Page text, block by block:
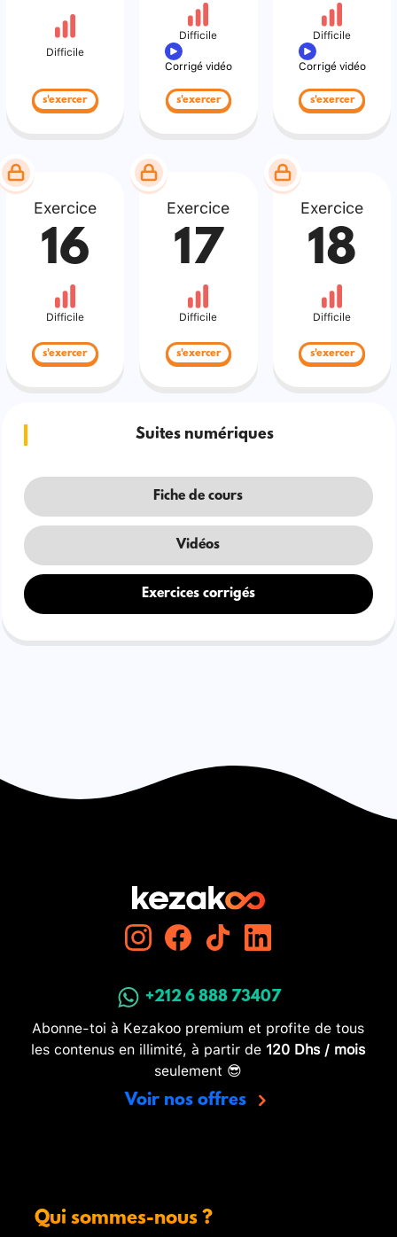
Difficile
s'exercer
Difficile
Corrigé vidéo
s'exercer
Difficile
Corrigé vidéo
s'exercer
Exercice
16
Difficile
s'exercer
Exercice
17
Difficile
s'exercer
Exercice
18
Difficile
s'exercer
Suites numériques
Fiche de cours
Vidéos
Exercices corrigés
+212 6 888 73407
Abonne-toi à Kezakoo premium et profite de tous
les contenus en illimité, à partir de 120 Dhs / mois
seulement 😎
Voir nos offres
Qui sommes-nous ?